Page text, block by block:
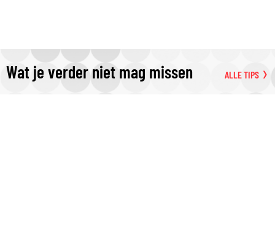
Wat je verder niet mag missen ALLE TIPS